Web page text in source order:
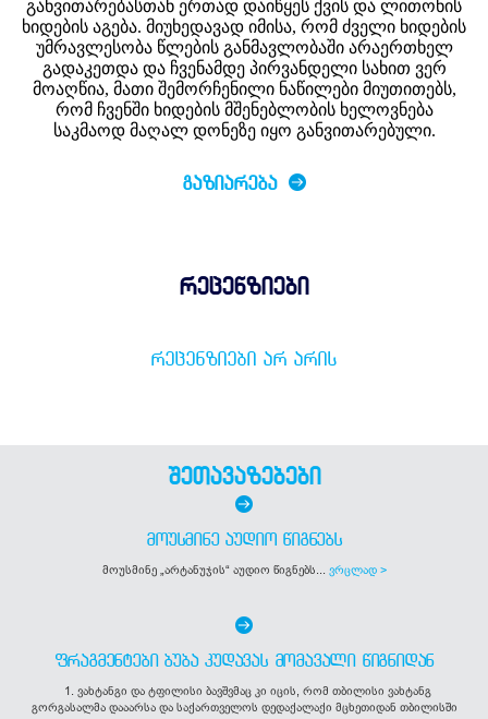
განვითარებასთან ერთად დაიწყეს ქვის და ლითონის
ხიდების აგება. მიუხედავად იმისა, რომ ძველი ხიდების
უმრავლესობა წლების განმავლობაში არაერთხელ
გადაკეთდა და ჩვენამდე პირვანდელი სახით ვერ
მოაღწია, მათი შემორჩენილი ნაწილები მიუთითებს,
რომ ჩვენში ხიდების მშენებლობის ხელოვნება
საკმაოდ მაღალ დონეზე იყო განვითარებული.
ᲒᲐᲖᲘᲐᲠᲔᲑᲐ
რეცენზიები
ᲠᲔᲪᲔᲜᲖᲘᲔᲑᲘ ᲐᲠ ᲐᲠᲘᲡ
შეთავაზებები
ᲛᲝᲣᲡᲛᲘᲜᲔ ᲐᲣᲓᲘᲝ ᲬᲘᲒᲜᲔᲑᲡ
მოუსმინე „არტანუჯის“ აუდიო წიგნებს... ვრცლად >
ᲤᲠᲐᲒᲛᲔᲜᲢᲔᲑᲘ ᲑᲣᲑᲐ ᲙᲣᲓᲐᲕᲐᲡ ᲛᲝᲛᲐᲕᲐᲚᲘ ᲬᲘᲒᲜᲘᲓᲐᲜ
1. ვახტანგი და ტფილისი ბავშვმაც კი იცის, რომ თბილისი ვახტანგ
გორგასალმა დააარსა და საქართველოს დედაქალაქი მცხეთიდან თბილისში